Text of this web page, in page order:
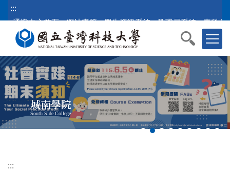
跳
到
內
容
區
塊
:::
通識中心首頁
網站導覽 學生資訊系統 教職員系統 臺科公
城南學院
South Side College
:::